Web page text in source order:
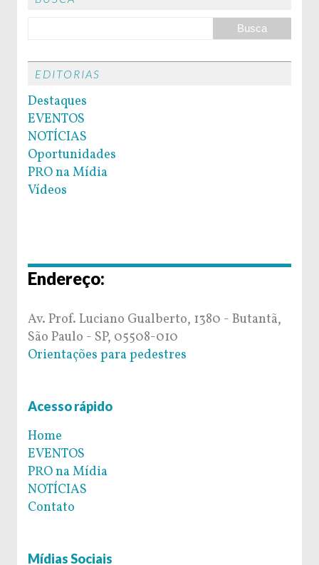
EDITORIAS
Destaques
EVENTOS
NOTÍCIAS
Oportunidades
PRO na Mídia
Vídeos
Endereço:
Av. Prof. Luciano Gualberto, 1380 - Butantã,
São Paulo - SP, 05508-010
Orientações para pedestres
Acesso rápido
Home
EVENTOS
PRO na Mídia
NOTÍCIAS
Contato
Mídias Sociais